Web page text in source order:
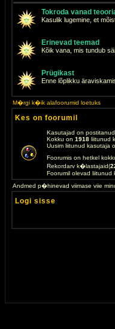
Tokroda vanad
Kasulik lugemine, et
Erinevad teemad
Kõik vana, mis tundub
Prügikast
Enne lõplikku
M�rgi k�ik alafoorumid loetuks
Kes on foorumil
Kasutajad on postitanud
Kokku on 1918 liitunud
Uusim liitunud kasutaja
Foorumis on hetkel
Rekordarv k�lastajaid(
Foorumil olevad liitunud
Andmed p�hinevad viimase viie
Logi sisse